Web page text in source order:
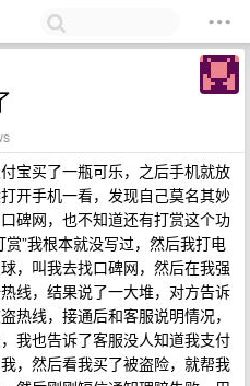
宝买了一瓶可乐，之后手机就放
开手机一看，发现自己莫名其妙
碑网，也不知道还有打赏这个功
”我根本就没写过，然后我打电
，叫我去找口碑网，然后在我强
线，结果说了一大堆，对方告诉
热线，接通后和客服说明情况，
我也告诉了客服没人知道我支付
，然后看我买了被盗险，就帮我